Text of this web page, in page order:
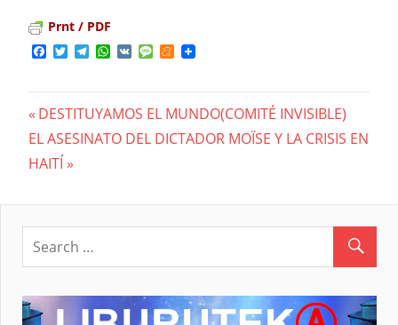
Prnt / PDF
Facebook
TwitterTelegram
WhatsApp
VK MessageMeneame
Navegación
de
entradas
Previous
Post:
DESTITUYAMOS EL MUNDO(COMITÉ INVISIBLE)
Next
Post:
EL ASESINATO DEL DICTADOR MOÏSE Y LA CRISIS EN
HAITÍ